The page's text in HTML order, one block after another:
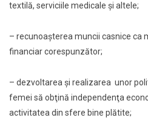
textilă, serviciile medicale şi altele;
– recunoaşterea muncii casnice ca
financiar corespunzător;
– dezvoltarea şi realizarea unor
femei să obţină independenţa
activitatea din sfere bine plătite;